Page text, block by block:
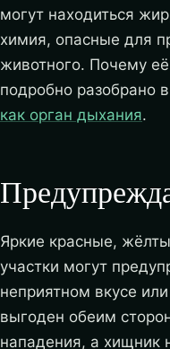
могут находиться
химия, опасные для
животного. Почему
подробно разобрано в
как орган дыхания.
Яркие красные,
участки могут
неприятном вкусе
выгоден обеим
нападения, а хищник